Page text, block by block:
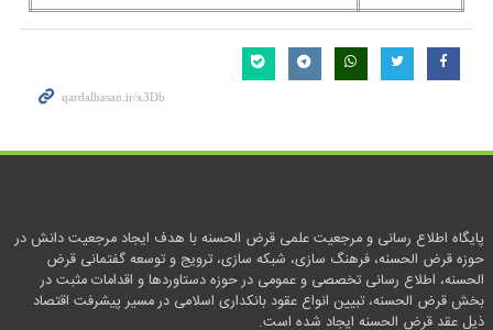
پایگاه اطلاع رسانی و مرجعیت علمی قرض الحسنه با هدف ایجاد مرجعیت دانش در
حوزه قرض الحسنه، فرهنگ سازی، شبکه سازی، ترویج و توسعه گفتمانی قرض
الحسنه، اطلاع رسانی تخصصی و عمومی در حوزه دستاوردها و اقدامات مثبت در
بخش قرض الحسنه، تبیین انواع عقود بانکداری اسلامی در مسیر پیشرفت اقتصاد
ذیل عقد قرض الحسنه ایجاد شده است.